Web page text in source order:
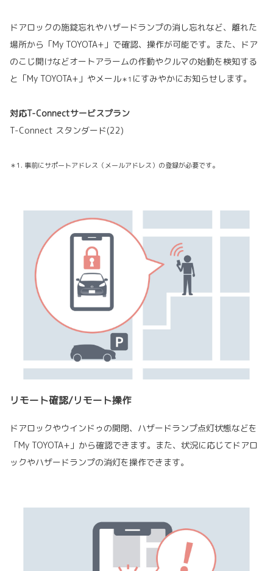
ドアロックの施錠忘れやハザードランプの消し忘れなど、離れた
場所から「My TOYOTA+」で確認、操作が可能です。また、ドア
のこじ開けなどオートアラームの作動やクルマの始動を検知する
と「My TOYOTA+」やメール＊1 にすみやかにお知らせします。
対応T-Connectサービスプラン
T-Connect スタンダード(22)
＊1. 事前にサポートアドレス（メールアドレス）の登録が必要です。
リモート確認/リモート操作
ドアロックやウインドゥの開閉、ハザードランプ点灯状態などを
「My TOYOTA+」から確認できます。また、状況に応じてドアロ
ックやハザードランプの消灯を操作できます。